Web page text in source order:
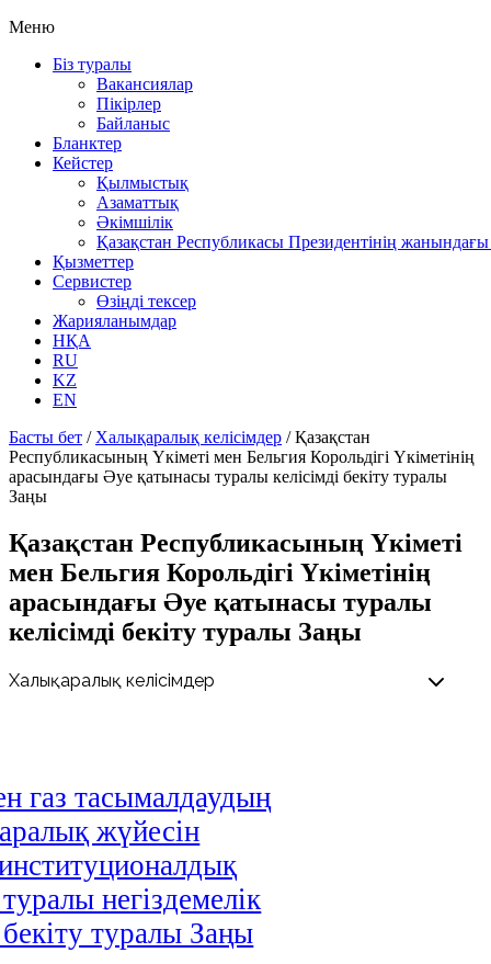
Меню
Біз туралы
Вакансиялар
Пікірлер
Байланыс
Бланктер
Кейстер
Қылмыстық
Азаматтық
Әкімшілік
Қазақстан Республикасы Президентінің
Қызметтер
Сервистер
Өзіңді тексер
Жарияланымдар
НҚА
RU
KZ
EN
Басты бет / Халықаралық келісімдер /Қазақстан
Республикасының Үкіметі мен Бельгия Корольдігі Үкіметінің
арасындағы Әуе қатынасы туралы келісімді бекіту туралы
Заңы
Қазақстан Республикасының Үкіметі
мен Бельгия Корольдігі Үкіметінің
арасындағы Әуе қатынасы туралы
келісімді бекіту туралы Заңы
газ тасымалдаудың
жүйесін
туралы негіздемелік
бекіту туралы Заңы